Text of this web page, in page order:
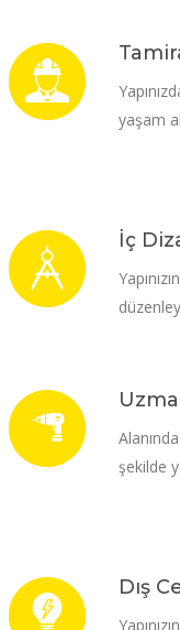
yaşam
İç
şekilde
Dış